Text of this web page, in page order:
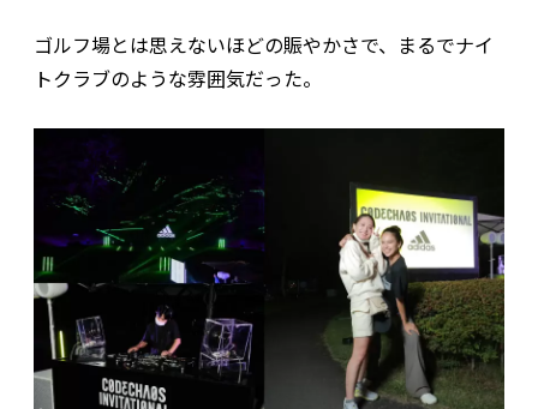
ゴルフ場とは思えないほどの賑やかさで、まるでナイ
トクラブのような雰囲気だった。